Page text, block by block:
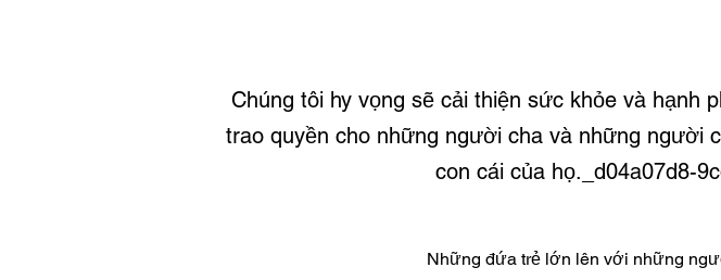
Chúng tôi hy vọng sẽ cải thiện sức khỏe và hạnh
trao quyền cho những người cha và những người
con cái của họ.​_d04a07d8-
Những đứa trẻ lớn lên với những